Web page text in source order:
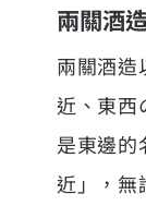
兩關酒
兩關酒造
近、東西
是東邊的
近」，無